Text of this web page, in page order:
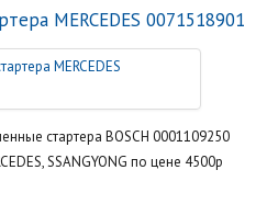
MERCEDES 0071518901
стартера BOSCH 0001109250
SSANGYONG по цене 4500р